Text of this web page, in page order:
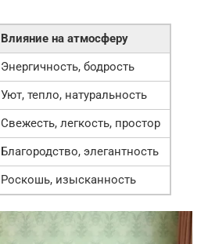
Влияние на атмосферу
Энергичность, бодрость
Уют, тепло, натуральность
Свежесть, легкость, простор
Благородство, элегантность
Роскошь, изысканность